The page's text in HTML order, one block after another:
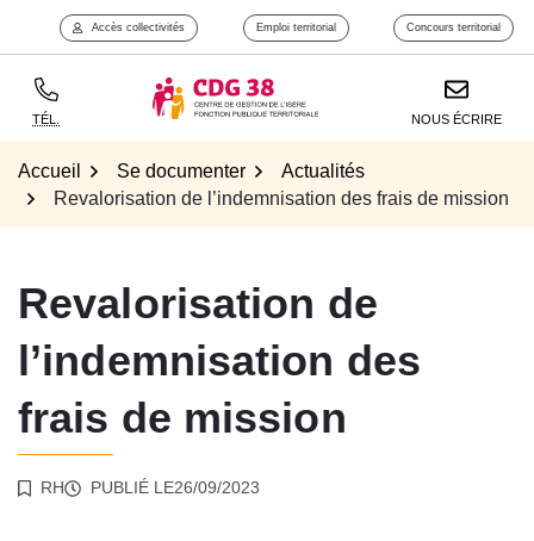
contenu
Aller à l'accueil
Accès collectivités Emploi territorial Concours territorial
TÉL. NOUS ÉCRIRE
Accueil Se documenter
Actualités
Revalorisation de l’indemnisation des frais de mission
Revalorisation de
l’indemnisation des
frais de mission
RH PUBLIÉ LE26/09/2023